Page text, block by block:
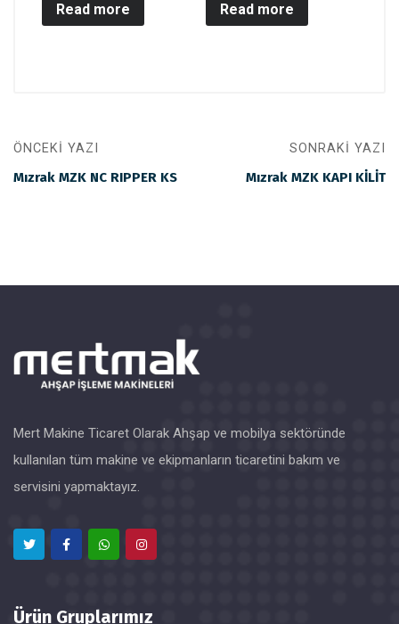
Read more Read more
ÖNCEKI YAZI
Mızrak MZK NC RIPPER KS
SONRAKI YAZI
Mızrak MZK KAPI KİLİT
Mert Makine Ticaret Olarak Ahşap ve mobilya sektöründe
kullanılan tüm makine ve ekipmanların ticaretini bakım ve
servisini yapmaktayız.
Ürün Gruplarımız